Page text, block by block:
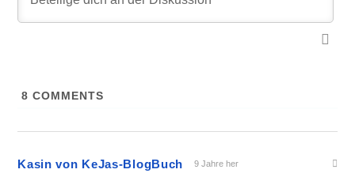
8 COMMENTS
Kasin von KeJas-BlogBuch 9 Jahre her